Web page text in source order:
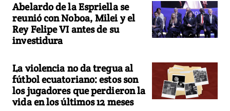
Abelardo de la Espriella se
reunió con Noboa, Milei y el
Rey Felipe VI antes de su
investidura
La violencia no da tregua al
fútbol ecuatoriano: estos son
los jugadores que perdieron la
vida en los últimos 12 meses